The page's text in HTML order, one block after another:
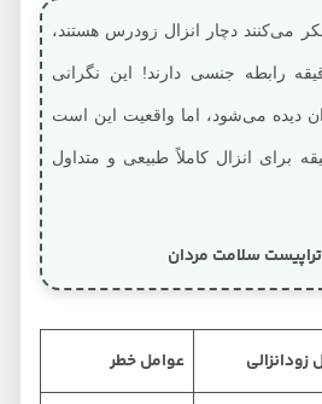
دچار انزال زودرس هستند،
تا ۲۰ دقیقه رابطه جنسی دارند! این نگرانی
می‌شود، اما واقعیت این است
تا ۸ دقیقه برای انزال کاملاً طبیعی و متداول
سلامت مردان
عوامل خطر